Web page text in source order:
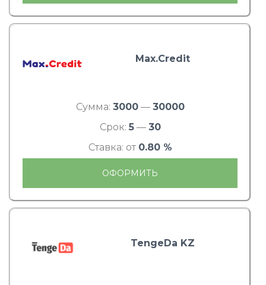
Max.Credit
Сумма: 3000— 30000
Срок: 5— 30
Ставка: от 0.80 %
ОФОРМИТЬ
TengeDa KZ